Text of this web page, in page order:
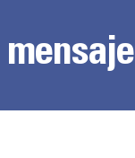
mensaje